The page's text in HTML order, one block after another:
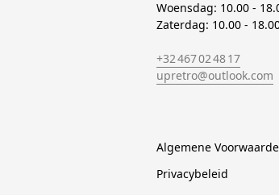
Woensdag: 10.00 -
Zaterdag: 10.00 -
+32 467 02 48 17
upretro@outlook.com
Algemene
Privacybeleid